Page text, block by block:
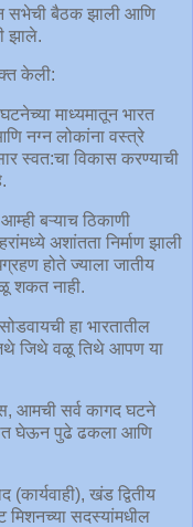
सभेची बैठक झाली आणि
झाले.
केली:
माध्यमातून भारत
नग्न लोकांना वस्त्रे
स्वत:चा विकास करण्याची
बऱ्याच ठिकाणी
अशांतता निर्माण झाली
होते ज्याला जातीय
शकत नाही.
हा भारतातील
जिथे वळू तिथे आपण या
आमची सर्व कागद घटने
घेऊन पुढे ढकला आणि
खंड द्वितीय
सदस्यांमधील